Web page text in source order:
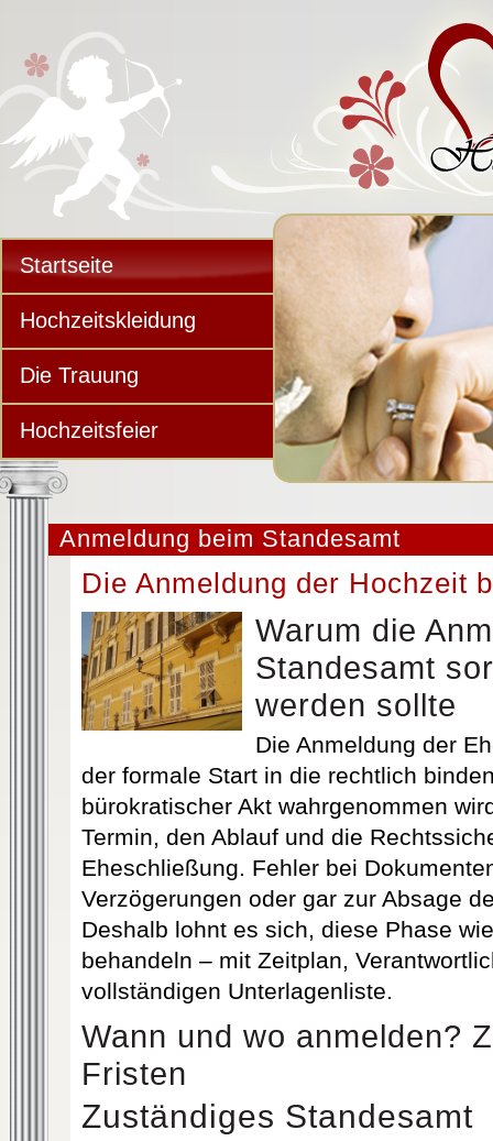
Startseite
Hochzeitskleidung
Die Trauung
Hochzeitsfeier
Anmeldung beim Standesamt
Die Anmeldung der Hochzeit
Warum die
Standesamt
werden sollte
Die Anmeldung der
der formale Start in die rechtlich
bürokratischer Akt wahrgenommen
Termin, den Ablauf und die
Eheschließung. Fehler bei
Verzögerungen oder gar zur Absage
Deshalb lohnt es sich, diese Phase
behandeln – mit Zeitplan,
vollständigen Unterlagenliste.
Wann und wo anmelden?
Fristen
Zuständiges Standesamt